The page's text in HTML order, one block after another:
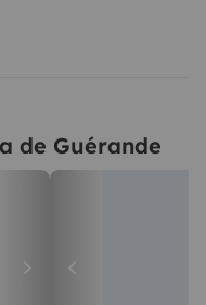
de Guérande